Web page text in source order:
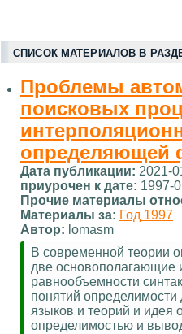
СПИСОК МАТЕРИАЛОВ В
Проблемы
поисковых
определяющей
Дата публикации: 2021-
приурочен к дате: 1997-
Прочие материалы
Материалы за: Год 1997
Автор: lomasm
В современной теории
две основополагающие
равнообъемности
понятий
языков и теорий и идея
определимостью и